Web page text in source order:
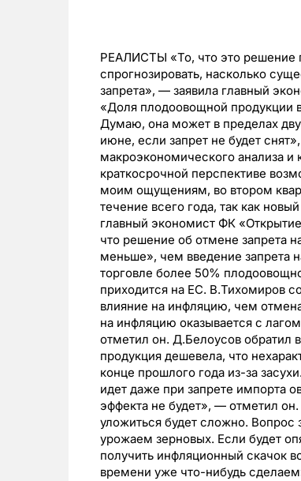
РЕАЛИСТЫ «То, что это решение
спрогнозировать, насколько
запрета», — заявила главный
«Доля плодоовощной продукции
Думаю, она может в пределах
июне, если запрет не будет
макроэкономического анализа и
краткосрочной перспективе
моим ощущениям, во втором
течение всего года, так как
главный экономист ФК
что решение об отмене запрета
меньше», чем введение запрета
торговле более 50%
приходится на ЕС. В.Тихомиров
влияние на инфляцию, чем
на инфляцию оказывается с
отметил он. Д.Белоусов обратил
продукция дешевела, что
конце прошлого года из-за
идет даже при запрете импорта
эффекта не будет», — отметил
уложиться будет сложно. Вопрос
урожаем зерновых. Если будет
получить инфляционный скачок
времени уже что-нибудь